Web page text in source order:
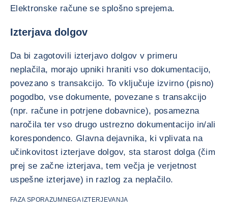
Elektronske račune se splošno sprejema.
Izterjava dolgov
Da bi zagotovili izterjavo dolgov v primeru
neplačila, morajo upniki hraniti vso dokumentacijo,
povezano s transakcijo. To vključuje izvirno (pisno)
pogodbo, vse dokumente, povezane s transakcijo
(npr. račune in potrjene dobavnice), posamezna
naročila ter vso drugo ustrezno dokumentacijo in/ali
korespondenco. Glavna dejavnika, ki vplivata na
učinkovitost izterjave dolgov, sta starost dolga (čim
prej se začne izterjava, tem večja je verjetnost
uspešne izterjave) in razlog za neplačilo.
FAZA SPORAZUMNEGA IZTERJEVANJA